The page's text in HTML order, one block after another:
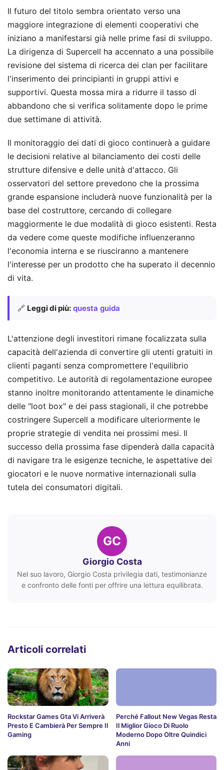
Il futuro del titolo sembra orientato verso una
maggiore integrazione di elementi cooperativi che
iniziano a manifestarsi già nelle prime fasi di sviluppo.
La dirigenza di Supercell ha accennato a una possibile
revisione del sistema di ricerca dei clan per facilitare
l'inserimento dei principianti in gruppi attivi e
supportivi. Questa mossa mira a ridurre il tasso di
abbandono che si verifica solitamente dopo le prime
due settimane di attività.
Il monitoraggio dei dati di gioco continuerà a guidare
le decisioni relative al bilanciamento dei costi delle
strutture difensive e delle unità d'attacco. Gli
osservatori del settore prevedono che la prossima
grande espansione includerà nuove funzionalità per la
base del costruttore, cercando di collegare
maggiormente le due modalità di gioco esistenti. Resta
da vedere come queste modifiche influenzeranno
l'economia interna e se riusciranno a mantenere
l'interesse per un prodotto che ha superato il decennio
di vita.
🔗 Leggi di più: questa guida
L'attenzione degli investitori rimane focalizzata sulla
capacità dell'azienda di convertire gli utenti gratuiti in
clienti paganti senza compromettere l'equilibrio
competitivo. Le autorità di regolamentazione europee
stanno inoltre monitorando attentamente le dinamiche
delle "loot box" e dei pass stagionali, il che potrebbe
costringere Supercell a modificare ulteriormente le
proprie strategie di vendita nei prossimi mesi. Il
successo della prossima fase dipenderà dalla capacità
di navigare tra le esigenze tecniche, le aspettative dei
giocatori e le nuove normative internazionali sulla
tutela dei consumatori digitali.
GC
Giorgio Costa
Nel suo lavoro, Giorgio Costa privilegia dati, testimonianze
e confronto delle fonti per offrire una lettura equilibrata.
Articoli correlati
Rockstar Games Gta Vi Arriverà
Presto E Cambierà Per Sempre Il
Gaming
Perché Fallout New Vegas Resta
Il Miglior Gioco Di Ruolo
Moderno Dopo Oltre Quindici
Anni